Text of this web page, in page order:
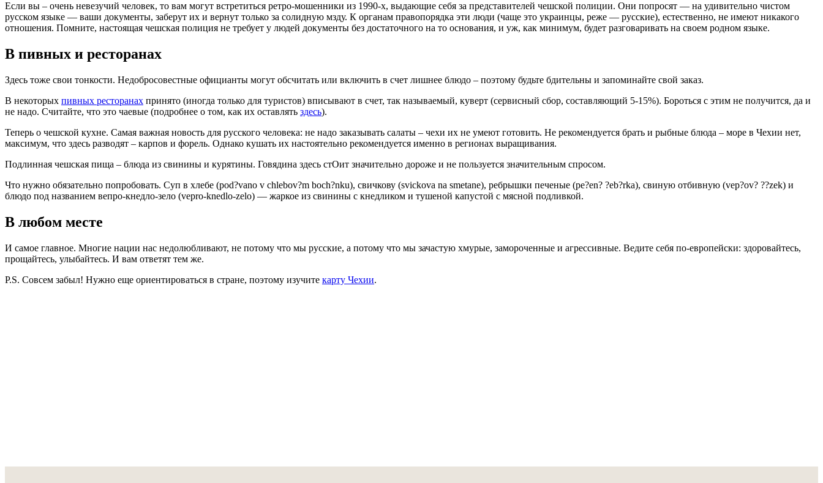
Если вы – очень невезучий человек, то вам могут встретиться ретро-мошенники из 1990-х, выдающие себя за представителей чешской полиции. Они попросят — на удивительно чистом
русском языке — ваши документы, заберут их и вернут только за солидную мзду. К органам правопорядка эти люди (чаще это украинцы, реже — русские), естественно, не имеют никакого
отношения. Помните, настоящая чешская полиция не требует у людей документы без достаточного на то основания, и уж, как минимум, будет разговаривать на своем родном языке.
В пивных и ресторанах
Здесь тоже свои тонкости. Недобросовестные официанты могут обсчитать или включить в счет лишнее блюдо – поэтому будьте бдительны и запоминайте свой заказ.
В некоторых пивных ресторанах принято (иногда только для туристов) вписывают в счет, так называемый, куверт (сервисный сбор, составляющий 5-15%). Бороться с этим не получится, да и
не надо. Считайте, что это чаевые (подробнее о том, как их оставлять здесь).
Теперь о чешской кухне. Самая важная новость для русского человека: не надо заказывать салаты – чехи их не умеют готовить. Не рекомендуется брать и рыбные блюда – море в Чехии нет,
максимум, что здесь разводят – карпов и форель. Однако кушать их настоятельно рекомендуется именно в регионах выращивания.
Подлинная чешская пища – блюда из свинины и курятины. Говядина здесь стОит значительно дороже и не пользуется значительным спросом.
Что нужно обязательно попробовать. Суп в хлебе (pod?vano v chlebov?m boch?nku), свичкову (svickova na smetane), ребрышки печеные (pe?en? ?eb?rka), свиную отбивную (vep?ov? ??zek) и
блюдо под названием вепро-кнедло-зело (vepro-knedlo-zelo) — жаркое из свинины с кнедликом и тушеной капустой с мясной подливкой.
В любом месте
И самое главное. Многие нации нас недолюбливают, не потому что мы русские, а потому что мы зачастую хмурые, замороченные и агрессивные. Ведите себя по-европейски: здоровайтесь,
прощайтесь, улыбайтесь. И вам ответят тем же.
P.S. Совсем забыл! Нужно еще ориентироваться в стране, поэтому изучите карту Чехии.